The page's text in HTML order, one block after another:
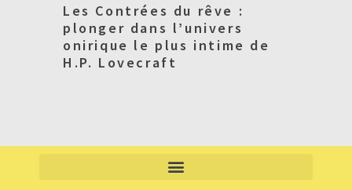
Les Contrées du rêve :
plonger dans l’univers
onirique le plus intime de
H.P. Lovecraft